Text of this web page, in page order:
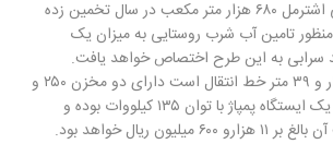
نیاز آبی مجتمع روستایی اشترمل ۶۸۰ هزار متر مکعب در سال تخمین زده
تامین آب شرب روستایی به میزان یک
سرابی به این طرح اختصاص خواهد یافت.
این طرح که شامل ۱۱هزار و ۳۹ متر خط انتقال است دارای دو مخزن ۲۵۰ و
۵۰ متر مکعبی به همراه یک ایستگاه پمپاژ با توان ۱۳۵ کیلووات بوده و
ریال خواهد بود.